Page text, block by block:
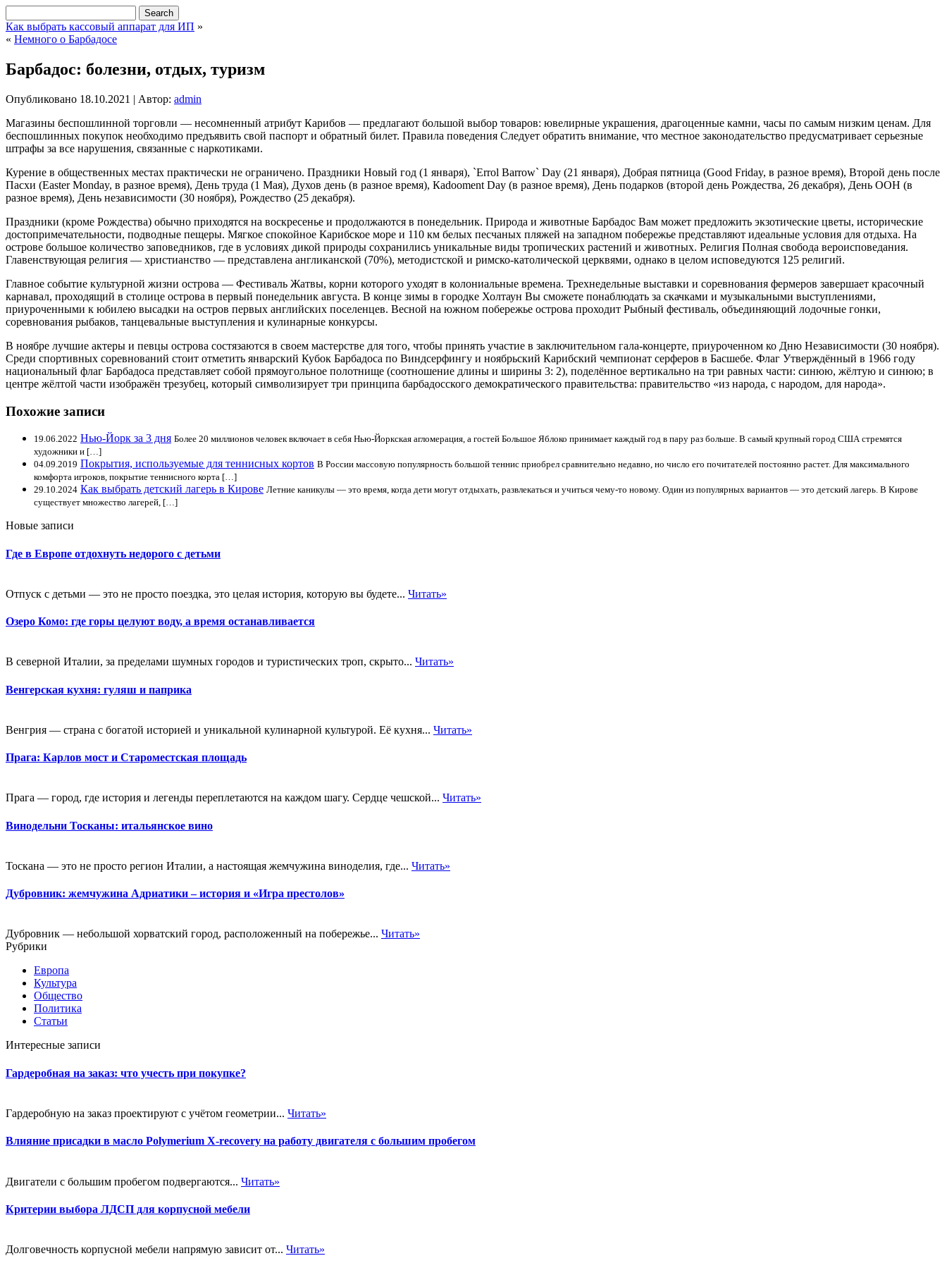
Как выбрать кассовый аппарат для ИП »
« Немного о Барбадосе
Барбадос: болезни, отдых, туризм
Опубликовано 18.10.2021 | Автор: admin
Магазины беспошлинной торговли — несомненный атрибут Карибов — предлагают большой выбор товаров: ювелирные украшения, драгоценные камни, часы по самым низким ценам. Для
беспошлинных покупок необходимо предъявить свой паспорт и обратный билет. Правила поведения Следует обратить внимание, что местное законодательство предусматривает серьезные
штрафы за все нарушения, связанные с наркотиками.
Курение в общественных местах практически не ограничено. Праздники Новый год (1 января), `Errol Barrow` Day (21 января), Добрая пятница (Good Friday, в разное время), Второй день после
Пасхи (Easter Monday, в разное время), День труда (1 Мая), Духов день (в разное время), Кadooment Day (в разное время), День подарков (второй день Рождества, 26 декабря), День ООН (в
разное время), День независимости (30 ноября), Рождество (25 декабря).
Праздники (кроме Рождества) обычно приходятся на воскресенье и продолжаются в понедельник. Природа и животные Барбадос Вам может предложить экзотические цветы, исторические
достопримечательности, подводные пещеры. Мягкое спокойное Карибское море и 110 км белых песчаных пляжей на западном побережье представляют идеальные условия для отдыха. На
острове большое количество заповедников, где в условиях дикой природы сохранились уникальные виды тропических растений и животных. Религия Полная свобода вероисповедания.
Главенствующая религия — христианство — представлена англиканской (70%), методистской и римско-католической церквями, однако в целом исповедуются 125 религий.
Главное событие культурной жизни острова — Фестиваль Жатвы, корни которого уходят в колониальные времена. Трехнедельные выставки и соревнования фермеров завершает красочный
карнавал, проходящий в столице острова в первый понедельник августа. В конце зимы в городке Холтаун Вы сможете понаблюдать за скачками и музыкальными выступлениями,
приуроченными к юбилею высадки на остров первых английских поселенцев. Весной на южном побережье острова проходит Рыбный фестиваль, объединяющий лодочные гонки,
соревнования рыбаков, танцевальные выступления и кулинарные конкурсы.
В ноябре лучшие актеры и певцы острова состязаются в своем мастерстве для того, чтобы принять участие в заключительном гала-концерте, приуроченном ко Дню Независимости (30 ноября).
Среди спортивных соревнований стоит отметить январский Кубок Барбадоса по Виндсерфингу и ноябрьский Карибский чемпионат серферов в Басшебе. Флаг Утверждённый в 1966 году
национальный флаг Барбадоса представляет собой прямоугольное полотнище (соотношение длины и ширины 3: 2), поделённое вертикально на три равных части: синюю, жёлтую и синюю; в
центре жёлтой части изображён трезубец, который символизирует три принципа барбадосского демократического правительства: правительство «из народа, с народом, для народа».
Похожие записи
19.06.2022 Нью-Йорк за 3 дня Более 20 миллионов человек включает в себя Нью-Йоркская агломерация, а гостей Большое Яблоко принимает каждый год в пару раз больше. В самый крупный город США стремятся
художники и […]
04.09.2019 Покрытия, используемые для теннисных кортов В России массовую популярность большой теннис приобрел сравнительно недавно, но число его почитателей постоянно растет. Для максимального
комфорта игроков, покрытие теннисного корта […]
29.10.2024 Как выбрать детский лагерь в Кирове Летние каникулы — это время, когда дети могут отдыхать, развлекаться и учиться чему-то новому. Один из популярных вариантов — это детский лагерь. В Кирове
существует множество лагерей, […]
Новые записи
Где в Европе отдохнуть недорого с детьми
Отпуск с детьми — это не просто поездка, это целая история, которую вы будете... Читать»
Озеро Комо: где горы целуют воду, а время останавливается
В северной Италии, за пределами шумных городов и туристических троп, скрыто... Читать»
Венгерская кухня: гуляш и паприка
Венгрия — страна с богатой историей и уникальной кулинарной культурой. Её кухня... Читать»
Прага: Карлов мост и Староместская площадь
Прага — город, где история и легенды переплетаются на каждом шагу. Сердце чешской... Читать»
Винодельни Тосканы: итальянское вино
Тоскана — это не просто регион Италии, а настоящая жемчужина виноделия, где... Читать»
Дубровник: жемчужина Адриатики – история и «Игра престолов»
Дубровник — небольшой хорватский город, расположенный на побережье... Читать»
Рубрики
Европа
Культура
Общество
Политика
Статьи
Интересные записи
Гардеробная на заказ: что учесть при покупке?
Гардеробную на заказ проектируют с учётом геометрии... Читать»
Влияние присадки в масло Polymerium X-recovery на работу двигателя с большим пробегом
Двигатели с большим пробегом подвергаются... Читать»
Критерии выбора ЛДСП для корпусной мебели
Долговечность корпусной мебели напрямую зависит от... Читать»